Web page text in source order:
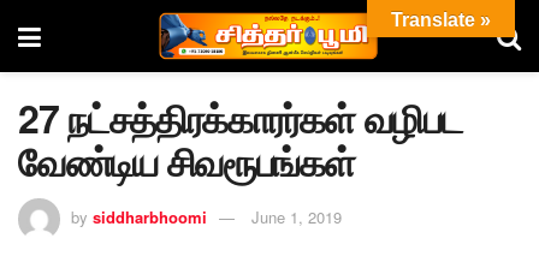
27 நட்சத்திரக்காரர்கள் வழிபட
வேண்டிய சிவரூபங்கள்
by siddharbhoomi June 1, 2019
Translate »